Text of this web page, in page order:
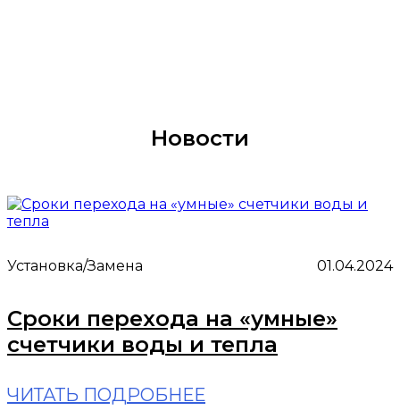
Новости
Установка/Замена 01.04.2024
Сроки перехода на «умные»
счетчики воды и тепла
ЧИТАТЬ ПОДРОБНЕЕ